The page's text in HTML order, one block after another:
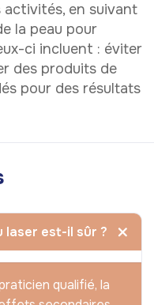
activités, en suivant
la peau pour
ci incluent : éviter
des produits de
pour des résultats
laser est-il sûr ?
qualifié, la